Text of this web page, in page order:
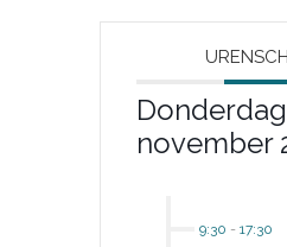
november
9:30 - 17:30